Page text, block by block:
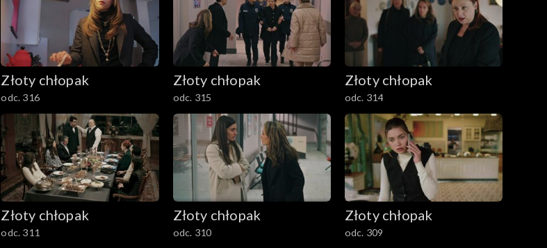
Złoty chłopak
odc. 316
Złoty chłopak
odc. 315
Złoty chłopak
odc. 314
Złoty chłopak
odc. 311
Złoty chłopak
odc. 310
Złoty chłopak
odc. 309